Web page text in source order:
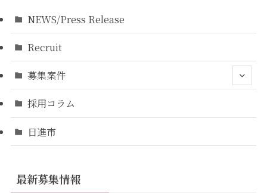
NEWS/Press Release
Recruit
募集案件
採用コラム
日進市
最新募集情報